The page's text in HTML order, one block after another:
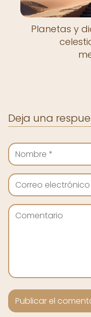
Planetas y
Deja una